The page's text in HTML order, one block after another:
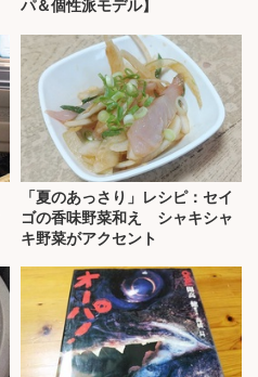
パ＆個性派モデル】
「夏のあっさり」レシピ：セイ
ゴの香味野菜和え シャキシャ
キ野菜がアクセント